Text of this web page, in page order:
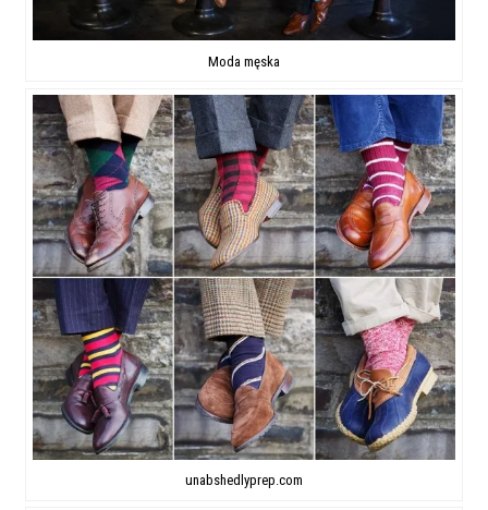
Moda męska
unabshedlyprep.com